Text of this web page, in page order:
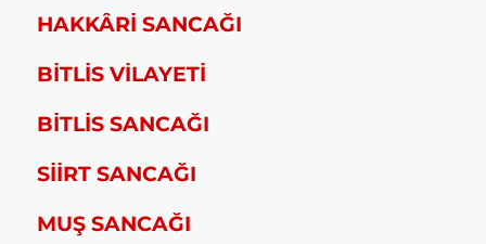
HAKKÂRİ SANCAĞI
BİTLİS VİLAYETİ
BİTLİS SANCAĞI
SİİRT SANCAĞI
MUŞ SANCAĞI